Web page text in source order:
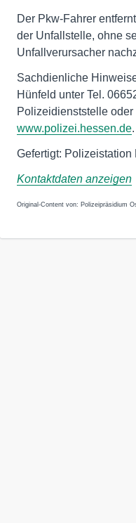
Der Pkw-Fahrer
der Unfallstelle, ohne
Unfallverursacher
Sachdienliche
Hünfeld unter Tel.
Polizeidienststelle oder
www.polizei.hessen.de.
Gefertigt: Polizeistation
Kontaktdaten anzeigen
Original-Content von: Polizeipräsidium